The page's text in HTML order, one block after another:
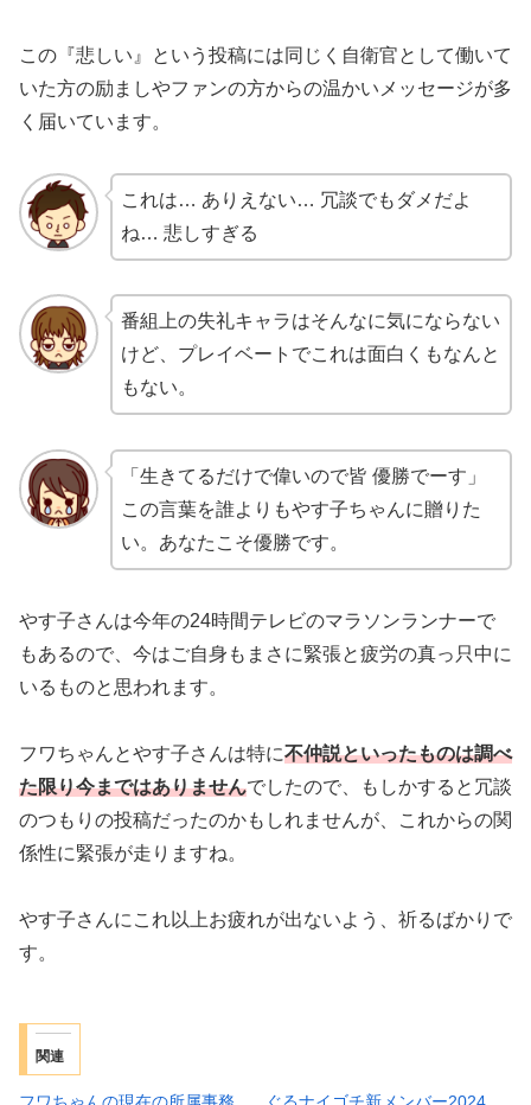
この『悲しい』という投稿には同じく自衛官として働いて
いた方の励ましやファンの方からの温かいメッセージが多
く届いています。
これは… ありえない… 冗談でもダメだよ
ね… 悲しすぎる
番組上の失礼キャラはそんなに気にならない
けど、プレイベートでこれは面白くもなんと
もない。
「生きてるだけで偉いので皆 優勝でーす」
この言葉を誰よりもやす子ちゃんに贈りた
い。あなたこそ優勝です。
やす子さんは今年の24時間テレビのマラソンランナーで
もあるので、今はご自身もまさに緊張と疲労の真っ只中に
いるものと思われます。
フワちゃんとやす子さんは特に不仲説といったものは調べ
た限り今まではありませんでしたので、もしかすると冗談
のつもりの投稿だったのかもしれませんが、これからの関
係性に緊張が走りますね。
やす子さんにこれ以上お疲れが出ないよう、祈るばかりで
す。
関連